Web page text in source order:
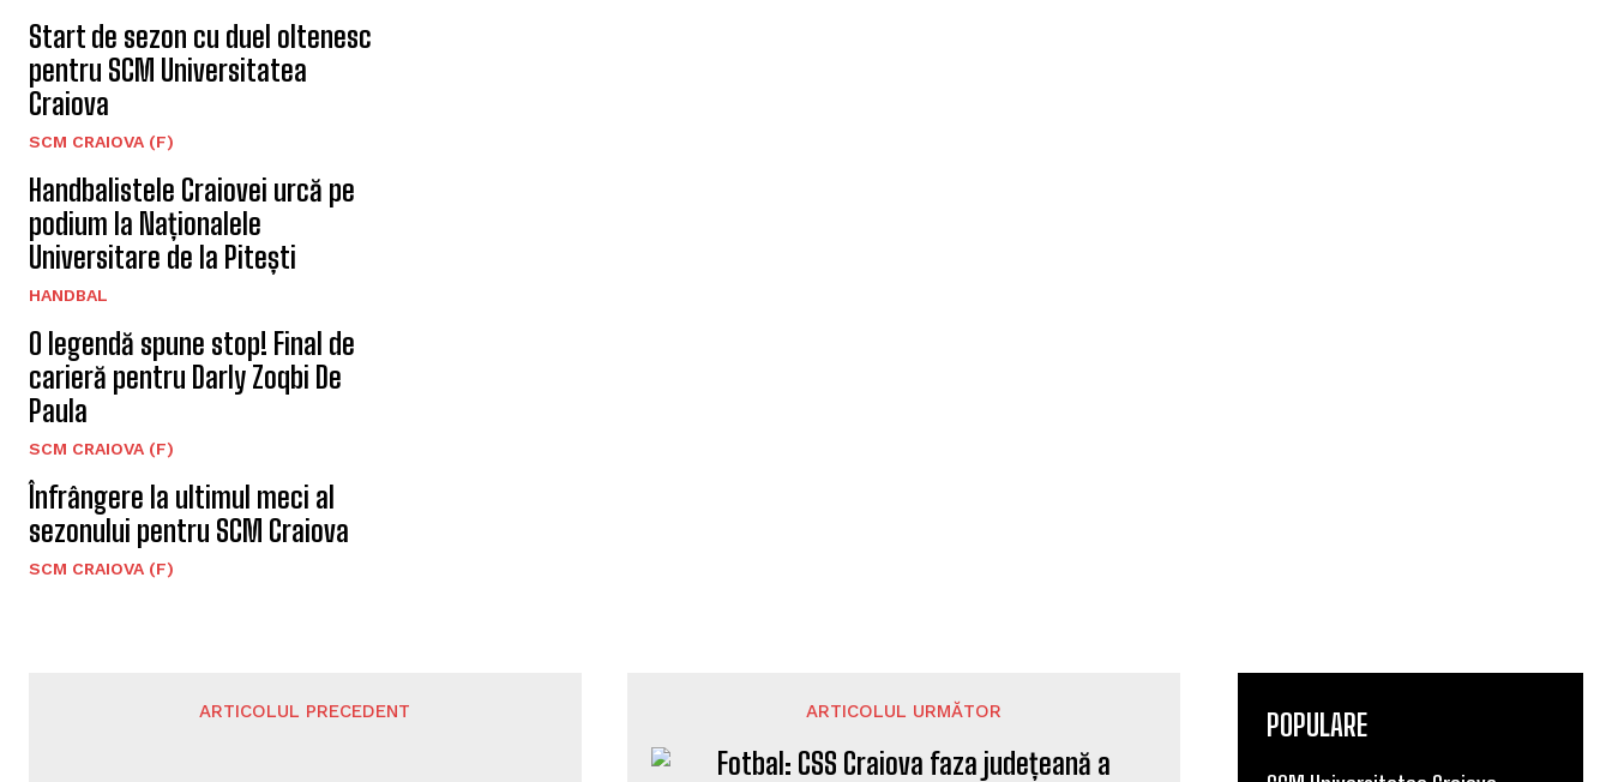
Start de sezon cu duel oltenesc
pentru SCM Universitatea
Craiova
SCM CRAIOVA (F)
Handbalistele Craiovei urcă pe
podium la Naționalele
Universitare de la Pitești
HANDBAL
O legendă spune stop! Final de
carieră pentru Darly Zoqbi De
Paula
SCM CRAIOVA (F)
Înfrângere la ultimul meci al
sezonului pentru SCM Craiova
SCM CRAIOVA (F)
ARTICOLUL PRECEDENT ARTICOLUL URMĂTOR POPULARE